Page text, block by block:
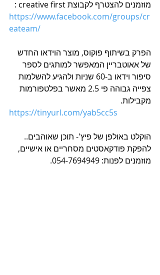
מוזמנים להצטרף לקבוצת creative first :
https://www.facebook.com/groups/cr
eateam/
הפרק בשיתוף פוקוס, מוצר הוידאו החדש
של אאוטבריין המאפשר למותגים לספר
סיפור וידאו ב-60 שניות ולהגיע להשלמות
צפייה גבוהה פי 2.5 מאשר בפלטפורמות
מקבילות.
https://tinyurl.com/yab5cc5s
הוקלט באולפן של פיץ'- תוכן שאוהבים..
להפקת פודקאסטים מסחריים או אישיים,
מוזמנים לפנות: 054-7694949.